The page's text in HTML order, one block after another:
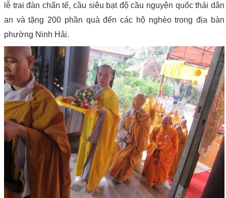
lễ trai đàn chẩn tế, cầu siêu bạt độ cầu nguyện quốc thái dân
an và tặng 200 phần quà đến các hộ nghèo trong địa bàn
phường Ninh Hải.